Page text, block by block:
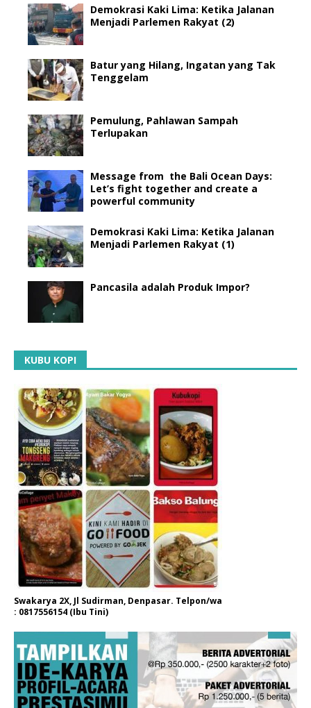
Demokrasi Kaki Lima: Ketika Jalanan
Menjadi Parlemen Rakyat (2)
Batur yang Hilang, Ingatan yang Tak
Tenggelam
Pemulung, Pahlawan Sampah
Terlupakan
Message from the Bali Ocean Days:
Let’s fight together and create a
powerful community
Demokrasi Kaki Lima: Ketika Jalanan
Menjadi Parlemen Rakyat (1)
Pancasila adalah Produk Impor?
KUBU KOPI
Swakarya 2X, Jl Sudirman, Denpasar. Telpon/wa
: 0817556154 (Ibu Tini)